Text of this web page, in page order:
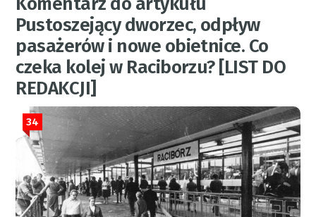
Pustoszejący dworzec, odpływ
pasażerów i nowe obietnice. Co
czeka kolej w Raciborzu? [LIST DO
REDAKCJI]
34